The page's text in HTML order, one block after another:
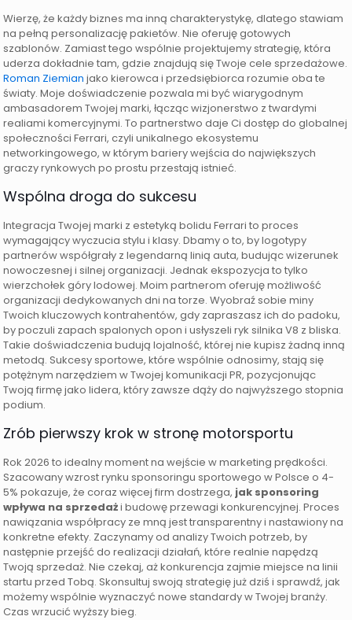
Wierzę, że każdy biznes ma inną charakterystykę, dlatego stawiam
na pełną personalizację pakietów. Nie oferuję gotowych
szablonów. Zamiast tego wspólnie projektujemy strategię, która
uderza dokładnie tam, gdzie znajdują się Twoje cele sprzedażowe.
Roman Ziemian jako kierowca i przedsiębiorca rozumie oba te
światy. Moje doświadczenie pozwala mi być wiarygodnym
ambasadorem Twojej marki, łącząc wizjonerstwo z twardymi
realiami komercyjnymi. To partnerstwo daje Ci dostęp do globalnej
społeczności Ferrari, czyli unikalnego ekosystemu
networkingowego, w którym bariery wejścia do największych
graczy rynkowych po prostu przestają istnieć.
Wspólna droga do sukcesu
Integracja Twojej marki z estetyką bolidu Ferrari to proces
wymagający wyczucia stylu i klasy. Dbamy o to, by logotypy
partnerów współgrały z legendarną linią auta, budując wizerunek
nowoczesnej i silnej organizacji. Jednak ekspozycja to tylko
wierzchołek góry lodowej. Moim partnerom oferuję możliwość
organizacji dedykowanych dni na torze. Wyobraź sobie miny
Twoich kluczowych kontrahentów, gdy zapraszasz ich do padoku,
by poczuli zapach spalonych opon i usłyszeli ryk silnika V8 z bliska.
Takie doświadczenia budują lojalność, której nie kupisz żadną inną
metodą. Sukcesy sportowe, które wspólnie odnosimy, stają się
potężnym narzędziem w Twojej komunikacji PR, pozycjonując
Twoją firmę jako lidera, który zawsze dąży do najwyższego stopnia
podium.
Zrób pierwszy krok w stronę motorsportu
Rok 2026 to idealny moment na wejście w marketing prędkości.
Szacowany wzrost rynku sponsoringu sportowego w Polsce o 4-
5% pokazuje, że coraz więcej firm dostrzega, jak sponsoring
wpływa na sprzedażi budowę przewagi konkurencyjnej. Proces
nawiązania współpracy ze mną jest transparentny i nastawiony na
konkretne efekty. Zaczynamy od analizy Twoich potrzeb, by
następnie przejść do realizacji działań, które realnie napędzą
Twoją sprzedaż. Nie czekaj, aż konkurencja zajmie miejsce na linii
startu przed Tobą. Skonsultuj swoją strategię już dziś i sprawdź, jak
możemy wspólnie wyznaczyć nowe standardy w Twojej branży.
Czas wrzucić wyższy bieg.